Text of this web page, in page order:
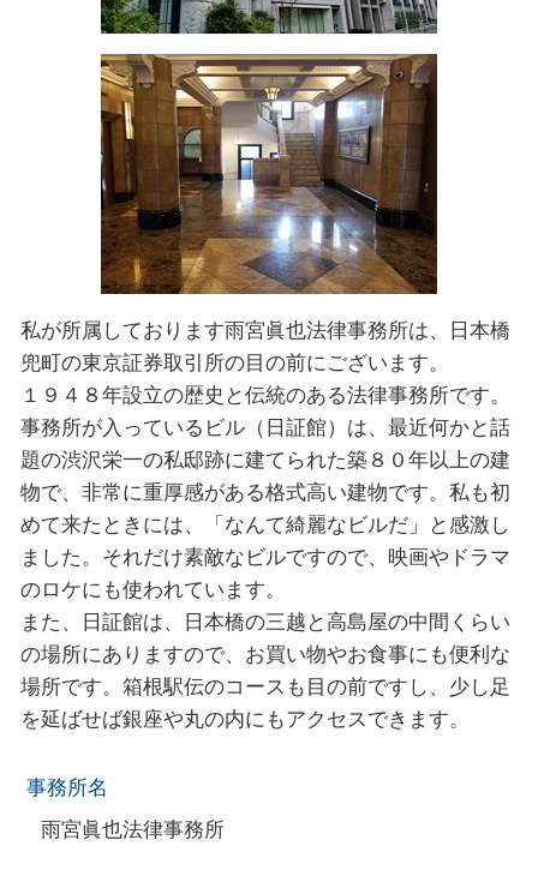
私が所属しております雨宮眞也法律事務所は、日本橋
兜町の東京証券取引所の目の前にございます。
１９４８年設⽴の歴史と伝統のある法律事務所です。
事務所が入っているビル（日証館）は、最近何かと話
題の渋沢栄一の私邸跡に建てられた築８０年以上の建
物で、非常に重厚感がある格式高い建物です。私も初
めて来たときには、「なんて綺麗なビルだ」と感激し
ました。それだけ素敵なビルですので、映画やドラマ
のロケにも使われています。
また、日証館は、日本橋の三越と高島屋の中間くらい
の場所にありますので、お買い物やお食事にも便利な
場所です。箱根駅伝のコースも目の前ですし、少し足
を延ばせば銀座や丸の内にもアクセスできます。
事務所名
雨宮眞也法律事務所